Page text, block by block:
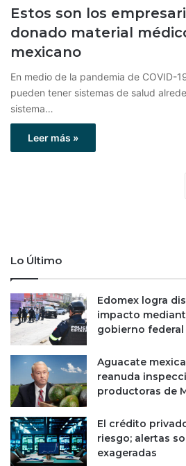
Estos son los
donado material
mexicano
En medio de la pandemia de COVID-
pueden tener sistemas de salud
sistema…
Leer más »
Lo Último
Edomex logra
impacto
gobierno federal
Aguacate
reanuda
productoras de
El crédito
riesgo; alertas
exageradas